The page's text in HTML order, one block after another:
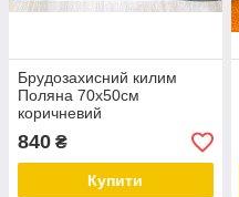
Брудозахисний килим
Поляна 70х50см
коричневий
840 ₴
Купити